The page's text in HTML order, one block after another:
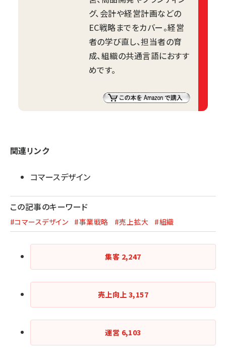
グ、会計や経営計画などの
EC戦略までをカバー。経営
者の学び直し、担当者の育
成、組織の共通言語におすす
めです。
関連リンク
コマースデザイン
この記事のキーワード
#コマースデザイン #事業戦略 #売上拡大 #組織
集客 2,247
売上向上 3,157
運営 6,103